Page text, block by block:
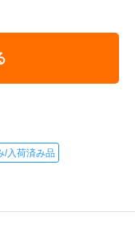
/入荷済み品